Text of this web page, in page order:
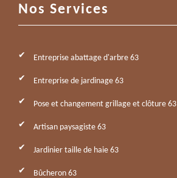
Nos Services
Entreprise abattage d'arbre 63
Entreprise de jardinage 63
Pose et changement grillage et clôture 63
Artisan paysagiste 63
Jardinier taille de haie 63
Bûcheron 63